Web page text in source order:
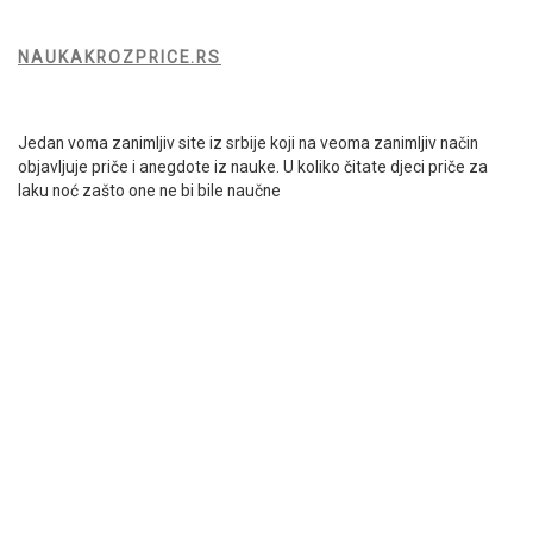
NAUKAKROZPRICE.RS
Jedan voma zanimljiv site iz srbije koji na veoma zanimljiv način
objavljuje priče i anegdote iz nauke. U koliko čitate djeci priče za
laku noć zašto one ne bi bile naučne